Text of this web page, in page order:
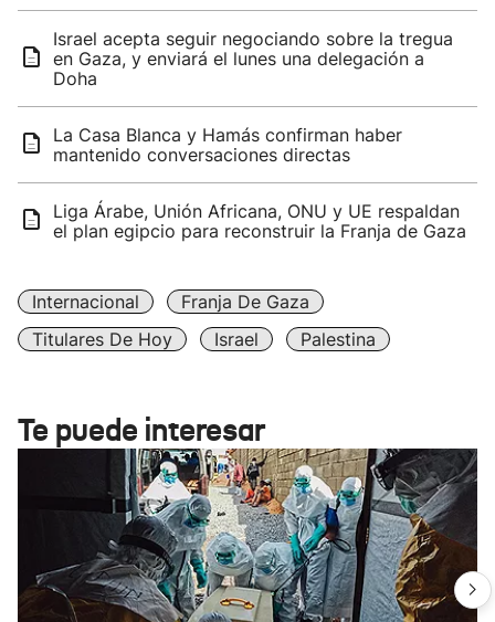
Israel acepta seguir negociando sobre la tregua
en Gaza, y enviará el lunes una delegación a
Doha
La Casa Blanca y Hamás confirman haber
mantenido conversaciones directas
Liga Árabe, Unión Africana, ONU y UE respaldan
el plan egipcio para reconstruir la Franja de Gaza
Internacional
Franja De Gaza
Titulares De Hoy
Israel Palestina
Te puede interesar